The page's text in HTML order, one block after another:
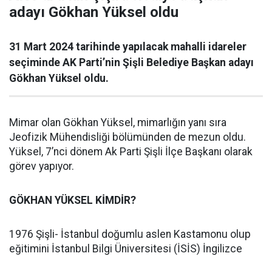
adayı Gökhan Yüksel oldu
31 Mart 2024 tarihinde yapılacak mahalli idareler
seçiminde AK Parti’nin Şişli Belediye Başkan adayı
Gökhan Yüksel oldu.
Mimar olan Gökhan Yüksel, mimarlığın yanı sıra
Jeofizik Mühendisliği bölümünden de mezun oldu.
Yüksel, 7’nci dönem Ak Parti Şişli İlçe Başkanı olarak
görev yapıyor.
GÖKHAN YÜKSEL KİMDİR?
1976 Şişli- İstanbul doğumlu aslen Kastamonu olup
eğitimini İstanbul Bilgi Üniversitesi (İSİS) İngilizce